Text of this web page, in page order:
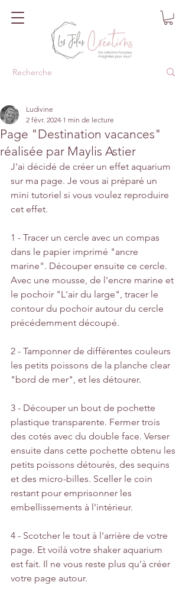
Page "Destination vacances"
réalisée par Maylis Astier
Ludivine
2 févr. 2024 1 min de lecture
J'ai décidé de créer un effet aquarium
sur ma page. Je vous ai préparé un
mini tutoriel si vous voulez reproduire
cet effet.
1 - Tracer un cercle avec un compas
dans le papier imprimé "ancre
marine". Découper ensuite ce cercle.
Avec une mousse, de l'encre marine et
le pochoir "L'air du large", tracer le
contour du pochoir autour du cercle
précédemment découpé.
2 - Tamponner de différentes couleurs
les petits poissons de la planche clear
"bord de mer", et les détourer.
3 - Découper un bout de pochette
plastique transparente. Fermer trois
des cotés avec du double face. Verser
ensuite dans cette pochette obtenu les
petits poissons détourés, des sequins
et des micro-billes. Sceller le coin
restant pour emprisonner les
embellissements à l'intérieur.
4 - Scotcher le tout à l'arrière de votre
page. Et voilà votre shaker aquarium
est fait. Il ne vous reste plus qu'à créer
votre page autour.